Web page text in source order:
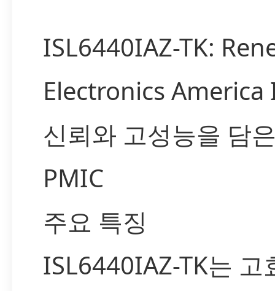
ISL6440IAZ-TK:
Electronics America
신뢰와 고성능을 담
PMIC
주요 특징
ISL6440IAZ-TK는 고